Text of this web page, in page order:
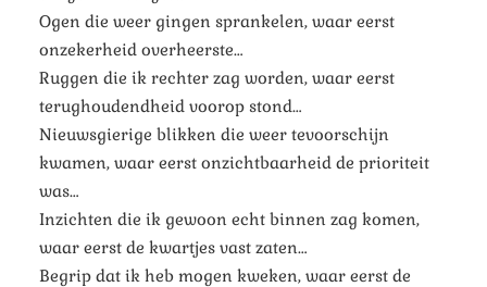
Ogen die weer gingen sprankelen, waar eerst
onzekerheid overheerste…
Ruggen die ik rechter zag worden, waar eerst
terughoudendheid voorop stond…
Nieuwsgierige blikken die weer tevoorschijn
kwamen, waar eerst onzichtbaarheid de prioriteit
was…
Inzichten die ik gewoon echt binnen zag komen,
waar eerst de kwartjes vast zaten…
Begrip dat ik heb mogen kweken, waar eerst de